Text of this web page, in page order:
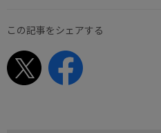
この記事をシェアする